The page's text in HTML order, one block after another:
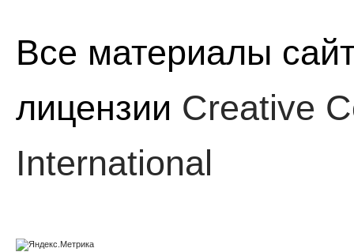
Все материалы
лицензии Creative
International